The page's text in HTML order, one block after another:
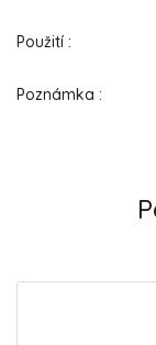
Použití :
Poznámka :